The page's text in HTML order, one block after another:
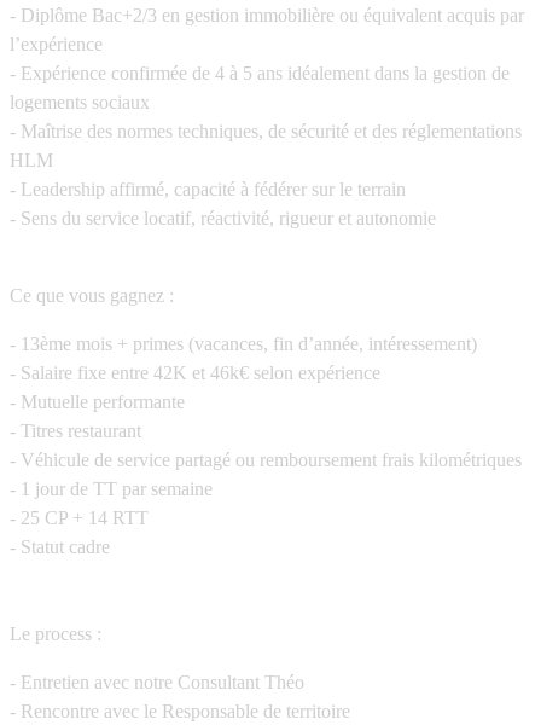
- Diplôme Bac+2/3 en gestion immobilière ou équivalent acquis par
l’expérience
- Expérience confirmée de 4 à 5 ans idéalement dans la gestion de
logements sociaux
- Maîtrise des normes techniques, de sécurité et des réglementations
HLM
- Leadership affirmé, capacité à fédérer sur le terrain
- Sens du service locatif, réactivité, rigueur et autonomie
Ce que vous gagnez :
- 13ème mois + primes (vacances, fin d’année, intéressement)
- Salaire fixe entre 42K et 46k€ selon expérience
- Mutuelle performante
- Titres restaurant
- Véhicule de service partagé ou remboursement frais kilométriques
- 1 jour de TT par semaine
- 25 CP + 14 RTT
- Statut cadre
Le process :
- Entretien avec notre Consultant Théo
- Rencontre avec le Responsable de territoire